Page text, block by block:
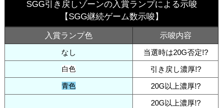
SGG引き戻しゾーンの入賞ランプによる示唆
【SGG継続ゲーム数示唆】
入賞ランプ色 示唆内容
なし 当選時は20G否定!?
白色 引き戻し濃厚!?
青色 20G以上濃厚!?
20G以上濃厚!?